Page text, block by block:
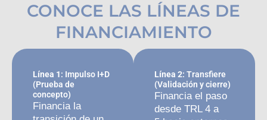
CONOCE LAS LÍNEAS DE
FINANCIAMIENTO
Línea 1: Impulso I+D
(Prueba de
concepto)
Financia la
Línea 2: Transfiere
(Validación y cierre)
Financia el paso
desde TRL 4 a